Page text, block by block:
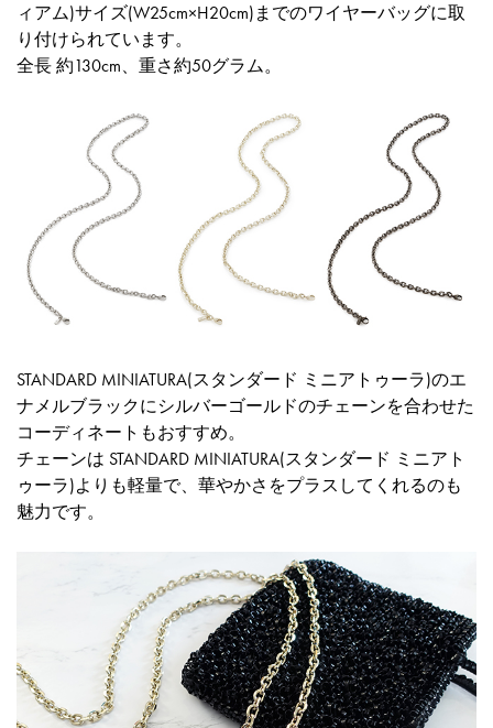
ィアム)サイズ(W25cm×H20cm)までのワイヤーバッグに取
り付けられています。
全長 約130cm、重さ約50グラム。
STANDARD MINIATURA(スタンダード ミニアトゥーラ)のエ
ナメルブラックにシルバーゴールドのチェーンを合わせた
コーディネートもおすすめ。
チェーンは STANDARD MINIATURA(スタンダード ミニアト
ゥーラ)よりも軽量で、華やかさをプラスしてくれるのも
魅力です。